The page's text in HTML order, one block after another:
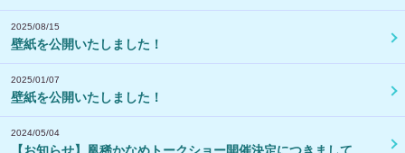
2025/08/15
壁紙を公開いたしました！
2025/01/07
壁紙を公開いたしました！
2024/05/04